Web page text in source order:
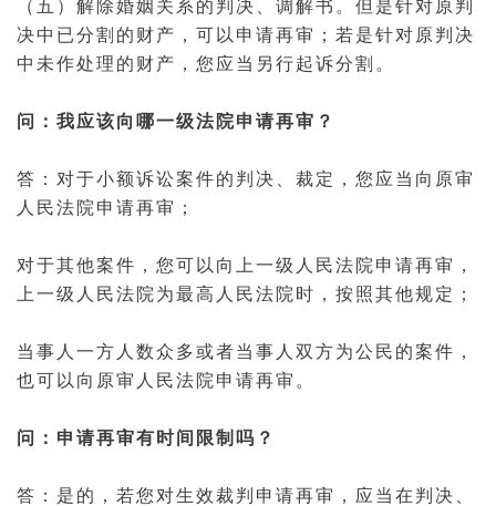
（五）解除婚姻 关系的判决、调解书。但是针对原判
决中已分割的财产，可以申请再审；若是针对原判决
中未作处理的财产，您应当另行起诉分割。
问：我应该向哪一级法院申请再审？
答：对于小额诉讼案件的判决、裁定，您应当向原审
人民法院申请再审；
对于其他案件，您可以向上一级人民法院申请再审，
上一级人民法院为最高人民法院 时，按照其他规定；
当事人一方人数众多或者当事人双方为公民 的案件，
也可以向原审人民法院申请再审。
问：申请再审有时间限制吗？
答：是的，若您对生效裁判申请再审，应当在判决、